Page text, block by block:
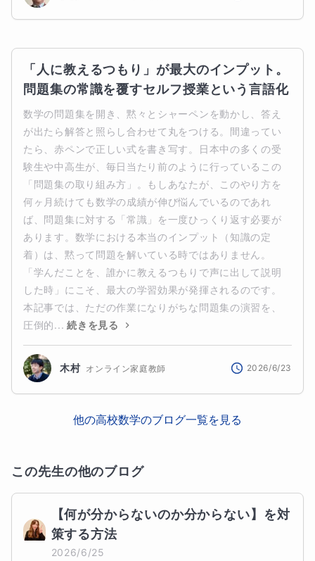
「人に教えるつもり」が最大のインプット。
問題集の常識を覆すセルフ授業という言語化
数学の問題集を開き、黙々とシャーペンを動かし、答え
が出たら解答と照らし合わせて丸をつける。間違ってい
たら、赤ペンで正しい式を書き写す。日本中の多くの受
験生や中高生が、毎日当たり前のように行っているこの
「問題集の取り組み方」。もしあなたが、このやり方を
何ヶ月続けても数学の成績が伸び悩んでいるのであれ
ば、問題集に対する「常識」を一度ひっくり返す必要が
あります。数学における本当のインプット（知識の定
着）は、黙って問題を解いている時ではありません。
「学んだことを、誰かに教えるつもりで声に出して説明
した時」にこそ、最大の学習効果が発揮されるのです。
本記事では、ただの作業になりがちな問題集の演習を、
圧倒的... 続きを見る
木村 オンライン家庭教師 2026/6/23
他の高校数学のブログ一覧を見る
この先生の他のブログ
【何が分からないのか分からない】を対
策する方法
2026/6/25